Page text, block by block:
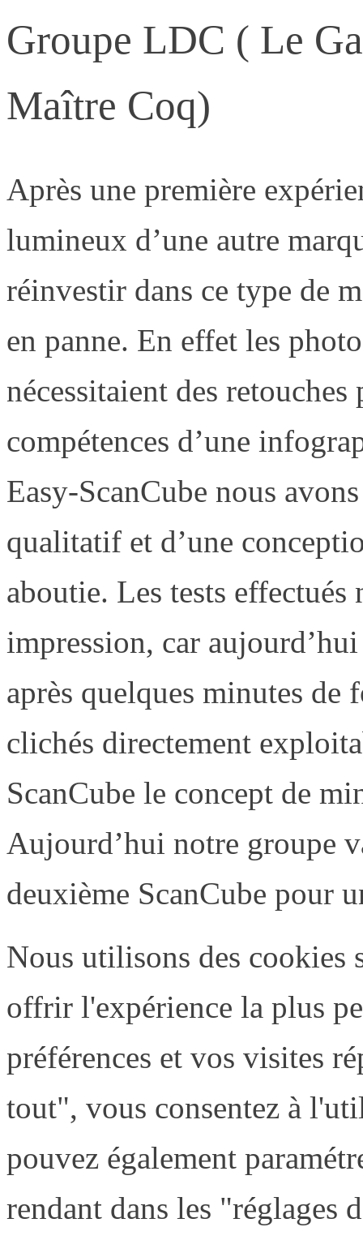
Groupe LDC ( Le
Maître Coq)
Après une première
lumineux d’une autre
réinvestir dans ce type de
en panne. En effet les
nécessitaient des retouches
compétences d’une
Easy-ScanCube nous
qualitatif et d’une
aboutie. Les tests
impression, car
après quelques minutes de
clichés directement
ScanCube le concept de
Aujourd’hui notre groupe
deuxième ScanCube pour
Nous utilisons des cookies
offrir l'expérience la plus
préférences et vos visites
tout", vous consentez à
pouvez également
rendant dans les "réglages